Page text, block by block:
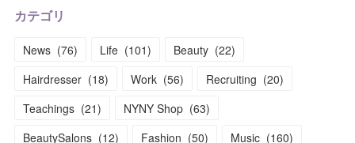
カテゴリ
News (76) Life (101) Beauty (22)
Hairdresser (18) Work (56) Recruiting (20)
Teachings (21) NYNY Shop (63)
BeautySalons (12) Fashion (50) Music (160)